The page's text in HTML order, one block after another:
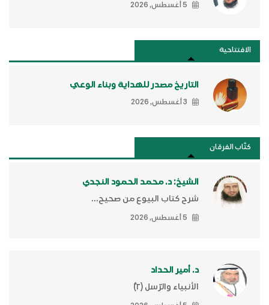
5 أغسطس, 2026
الافتتاحية
التاريخ مصدر للهداية وبناء الوعي
3 أغسطس, 2026
كتَّاب الفرقان
الشيخ: د. محمد الحمود النجدي
شرح كتاب البيوع من صحيح...
5 أغسطس, 2026
د. أمير الحداد
الأنبياء والرّسل (٢)ّ